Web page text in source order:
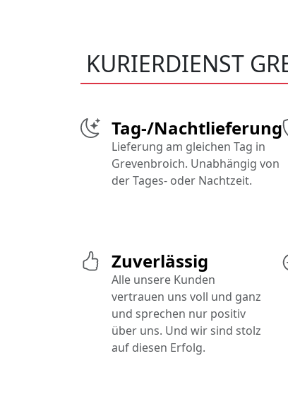
KURIERDIENST
Tag-/Nachtlieferung
Lieferung am gleichen Tag in
Grevenbroich. Unabhängig von
der Tages- oder Nachtzeit.
Zuverlässig
Alle unsere Kunden
vertrauen uns voll und ganz
und sprechen nur positiv
über uns. Und wir sind stolz
auf diesen Erfolg.